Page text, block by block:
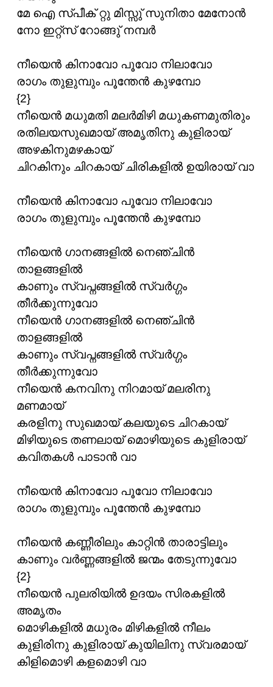
മേ ഐ സ്പീക് റ്റു മിസ്സു് സുനിതാ മേനോന്‍
നോ ഇറ്റ്സ് റോങ്ങു് നമ്പര്‍
നീയെന്‍ കിനാവോ പൂവോ നിലാവോ
രാഗം തുളുമ്പും പൂന്തേന്‍ കുഴമ്പോ
{2}
നീയെന്‍ മധുമതി മലര്‍മിഴി മധുകണമുതിരും
രതിലയസുഖമായ് അമൃതിനു കുളിരായ്
അഴകിനുമഴകായ്
ചിറകിനും ചിറകായ് ചിരികളില്‍ ഉയിരായ്‌ വാ
നീയെന്‍ കിനാവോ പൂവോ നിലാവോ
രാഗം തുളുമ്പും പൂന്തേന്‍ കുഴമ്പോ
നീയെന്‍ ഗാനങ്ങളില്‍ നെഞ്ചിന്‍
താളങ്ങളില്‍
കാണും സ്വപ്നങ്ങളില്‍ സ്വര്‍ഗ്ഗം
തീര്‍ക്കുന്നുവോ
നീയെന്‍ ഗാനങ്ങളില്‍ നെഞ്ചിന്‍
താളങ്ങളില്‍
കാണും സ്വപ്നങ്ങളില്‍ സ്വര്‍ഗ്ഗം
തീര്‍ക്കുന്നുവോ
നീയെന്‍ കനവിനു നിറമായ് മലരിനു
മണമായ്
കരളിനു സുഖമായ് കലയുടെ ചിറകായ്
മിഴിയുടെ തണലായ് മൊഴിയുടെ കുളിരായ്
കവിതകള്‍ പാടാന്‍ വാ
നീയെന്‍ കിനാവോ പൂവോ നിലാവോ
രാഗം തുളുമ്പും പൂന്തേന്‍ കുഴമ്പോ
നീയെന്‍ കണ്ണീരിലും കാറ്റിന്‍ താരാട്ടിലും
കാണും വര്‍ണ്ണങ്ങളില്‍ ജന്മം തേടുന്നുവോ
{2}
നീയെന്‍ പുലരിയില്‍ ഉദയം സിരകളില്‍
അമൃതം
മൊഴികളില്‍ മധുരം മിഴികളില്‍ നീലം
കുളിരിനു കുളിരായ് കുയിലിനു സ്വരമായ്
കിളിമൊഴി കളമൊഴി വാ